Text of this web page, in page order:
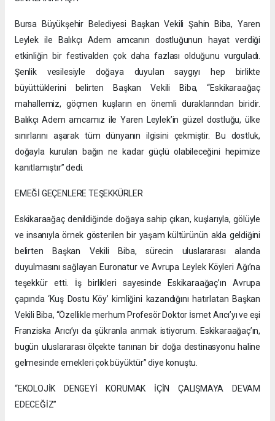
Bursa Büyükşehir Belediyesi Başkan Vekili Şahin Biba, Yaren
Leylek ile Balıkçı Adem amcanın dostluğunun hayat verdiği
etkinliğin bir festivalden çok daha fazlası olduğunu vurguladı.
Şenlik vesilesiyle doğaya duyulan saygıyı hep birlikte
büyüttüklerini belirten Başkan Vekili Biba, “Eskikaraağaç
mahallemiz, göçmen kuşların en önemli duraklarından biridir.
Balıkçı Adem amcamız ile Yaren Leylek’in güzel dostluğu, ülke
sınırlarını aşarak tüm dünyanın ilgisini çekmiştir. Bu dostluk,
doğayla kurulan bağın ne kadar güçlü olabileceğini hepimize
kanıtlamıştır” dedi.
EMEĞİ GEÇENLERE TEŞEKKÜRLER
Eskikaraağaç denildiğinde doğaya sahip çıkan, kuşlarıyla, gölüyle
ve insanıyla örnek gösterilen bir yaşam kültürünün akla geldiğini
belirten Başkan Vekili Biba, sürecin uluslararası alanda
duyulmasını sağlayan Euronatur ve Avrupa Leylek Köyleri Ağı’na
teşekkür etti. İş birlikleri sayesinde Eskikaraağaç’ın Avrupa
çapında ‘Kuş Dostu Köy’ kimliğini kazandığını hatırlatan Başkan
Vekili Biba, “Özellikle merhum Profesör Doktor İsmet Arıcı’yı ve eşi
Franziska Arıcı’yı da şükranla anmak istiyorum. Eskikaraağaç’ın,
bugün uluslararası ölçekte tanınan bir doğa destinasyonu haline
gelmesinde emekleri çok büyüktür” diye konuştu.
“EKOLOJİK DENGEYİ KORUMAK İÇİN ÇALIŞMAYA DEVAM
EDECEĞİZ”